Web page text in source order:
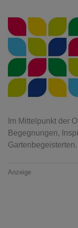
Im Mittelpunkt der
Begegnungen,
Gartenbegeisterten.
Anzeige